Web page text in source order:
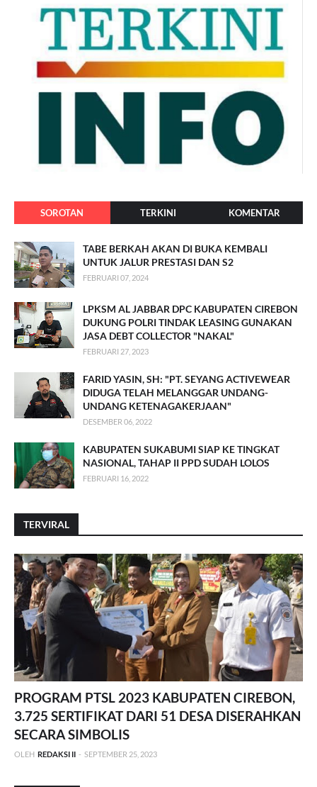
SOROTAN TERKINI KOMENTAR
TABE BERKAH AKAN DI BUKA KEMBALI
UNTUK JALUR PRESTASI DAN S2
FEBRUARI 07, 2024
LPKSM AL JABBAR DPC KABUPATEN CIREBON
DUKUNG POLRI TINDAK LEASING GUNAKAN
JASA DEBT COLLECTOR "NAKAL"
FEBRUARI 27, 2023
FARID YASIN, SH: "PT. SEYANG ACTIVEWEAR
DIDUGA TELAH MELANGGAR UNDANG-
UNDANG KETENAGAKERJAAN"
DESEMBER 06, 2022
KABUPATEN SUKABUMI SIAP KE TINGKAT
NASIONAL, TAHAP II PPD SUDAH LOLOS
FEBRUARI 16, 2022
TERVIRAL
PROGRAM PTSL 2023 KABUPATEN CIREBON,
3.725 SERTIFIKAT DARI 51 DESA DISERAHKAN
SECARA SIMBOLIS
OLEH REDAKSI II - SEPTEMBER 25, 2023